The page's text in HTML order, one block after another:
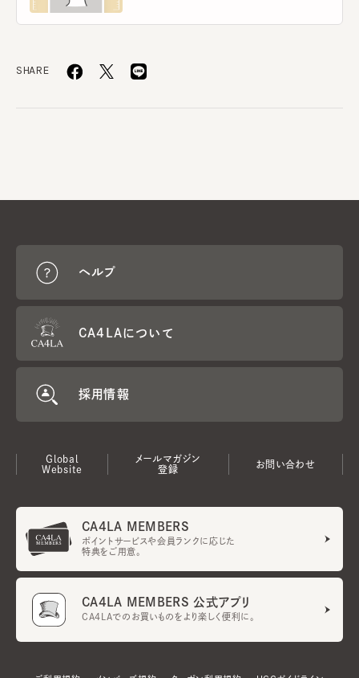
SHARE
ヘルプ
CA4LAについて
採用情報
Global
Website
メールマガジン
登録
お問い合わせ
CA4LA MEMBERS
ポイントサービスや会員ランクに応じた
特典をご用意。
CA4LA MEMBERS 公式アプリ
CA4LAでのお買いものをより楽しく便利に。